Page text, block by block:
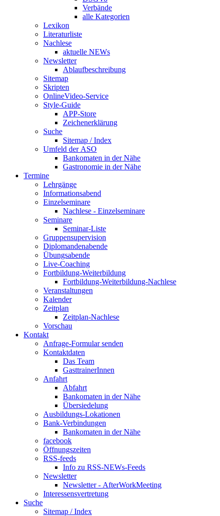
Verbände
alle Kategorien
Lexikon
Literaturliste
Nachlese
aktuelle NEWs
Newsletter
Ablaufbeschreibung
Sitemap
Skripten
OnlineVideo-Service
Style-Guide
APP-Store
Zeichenerklärung
Suche
Sitemap / Index
Umfeld der ASO
Bankomaten in der Nähe
Gastronomie in der Nähe
Termine
Lehrgänge
Informationsabend
Einzelseminare
Nachlese - Einzelseminare
Seminare
Seminar-Liste
Gruppensupervision
Diplomandenabende
Übungsabende
Live-Coaching
Fortbildung-Weiterbildung
Fortbildung-Weiterbildung-Nachlese
Veranstaltungen
Kalender
Zeitplan
Zeitplan-Nachlese
Vorschau
Kontakt
Anfrage-Formular senden
Kontaktdaten
Das Team
GasttrainerInnen
Anfahrt
Abfahrt
Bankomaten in der Nähe
Übersiedelung
Ausbildungs-Lokationen
Bank-Verbindungen
Bankomaten in der Nähe
facebook
Öffnungszeiten
RSS-feeds
Info zu RSS-NEWs-Feeds
Newsletter
Newsletter - AfterWorkMeeting
Interessensvertretung
Suche
Sitemap / Index